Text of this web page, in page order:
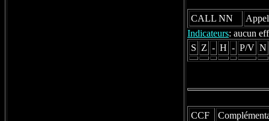
CALL NN
Indicateurs: aucun
S Z - H - P/V N
CCF